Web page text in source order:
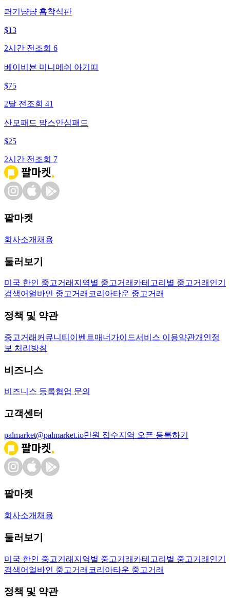
퍼기냥냥 흡착식판
$13
2시간 전 조회 6
베이비뵨 미니메쉬 아기띠
$75
2달 전 조회 41
산모패드 맘스안심패드
$25
2시간 전 조회 7
팔마켓
회사소개 채용
둘러보기
미국 한인 중고거래 지역별 중고거래 카테고리별 중고거래 인기
검색어 얼바인 중고거래 코리아타운 중고거래
정책 및 약관
중고거래 커뮤니티 이벤트매너가이드서비스 이용약관개인정
보 처리방침
비즈니스
비즈니스 등록협업 문의
고객센터
palmarket@palmarket.io민원 접수지역 오픈 등록하기
팔마켓
회사소개 채용
둘러보기
미국 한인 중고거래 지역별 중고거래 카테고리별 중고거래 인기
검색어 얼바인 중고거래 코리아타운 중고거래
정책 및 약관